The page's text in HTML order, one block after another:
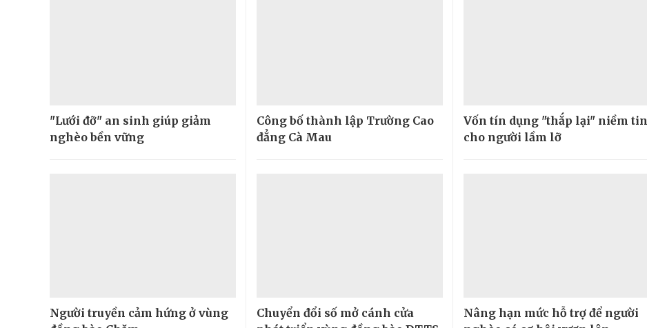
"Lưới đỡ" an sinh giúp giảm
nghèo bền vững
Công bố thành lập Trường Cao
đẳng Cà Mau
Vốn tín dụng "thắp lại" niềm tin
cho người lầm lỡ
Người truyền cảm hứng ở vùng
Chuyển đổi số mở cánh cửa
Nâng hạn mức hỗ trợ để người